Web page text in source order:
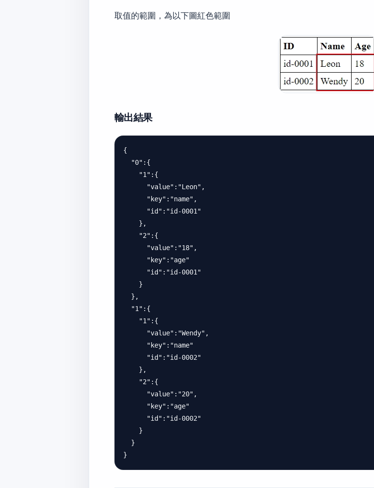
取值的範圍，為以下圖紅色範圍
輸出結果
{
  "0":{
    "1":{
      "value":"Leon",
      "key":"name",
      "id":"id-0001"
    },
    "2":{
      "value":"18",
      "key":"age"
      "id":"id-0001"
    }
  },
  "1":{
    "1":{
      "value":"Wendy",
      "key":"name"
      "id":"id-0002"
    },
    "2":{
      "value":"20",
      "key":"age"
      "id":"id-0002"
    }
  }